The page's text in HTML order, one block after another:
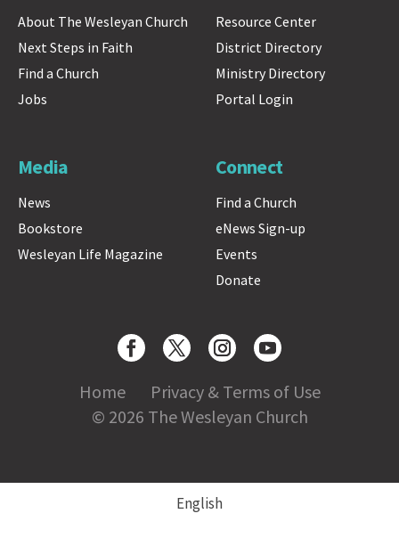
About The Wesleyan Church
Next Steps in Faith
Find a Church
Jobs
Resource Center
District Directory
Ministry Directory
Portal Login
Media
News
Bookstore
Wesleyan Life Magazine
Connect
Find a Church
eNews Sign-up
Events
Donate
Home
Privacy & Terms of Use
© 2026 The Wesleyan Church
English